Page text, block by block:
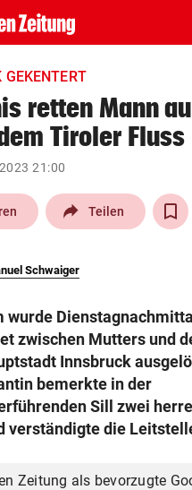
arrow_right
arrow_right
1190 Wien
retten Mann
Tiroler Fluss
21:00
Teilen
Schwaiger
wurde
zwischen Mutters und
Innsbruck
bemerkte in der
Sill zwei
verständigte die
Zeitung als bevorzugte